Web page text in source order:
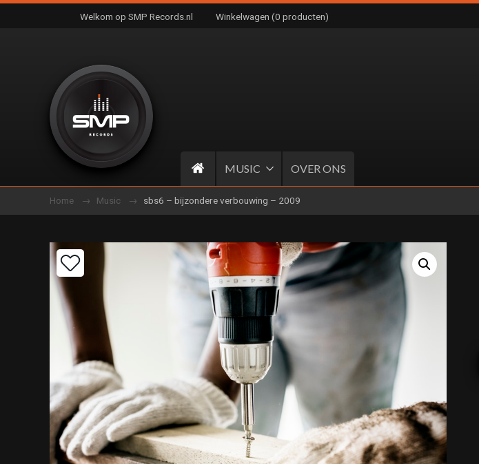
Welkom op SMP Records.nl Winkelwagen (0 producten)
MUSIC OVER ONS
Home Music sbs6 – bijzondere verbouwing – 2009